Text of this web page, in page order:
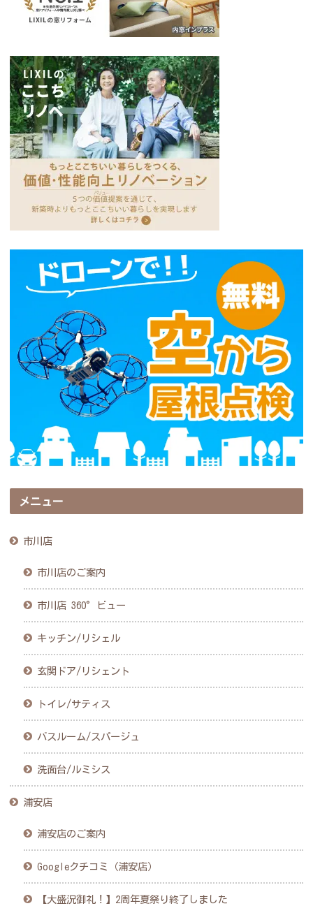
メニュー
市川店
市川店のご案内
市川店 360°ビュー
キッチン/リシェル
玄関ドア/リシェント
トイレ/サティス
バスルーム/スパージュ
洗面台/ルミシス
浦安店
浦安店のご案内
Googleクチコミ（浦安店）
【大盛況御礼！】2周年夏祭り終了しました